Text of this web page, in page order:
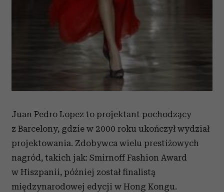
Juan Pedro Lopez to projektant pochodzący
z Barcelony, gdzie w 2000 roku ukończył wydział
projektowania. Zdobywca wielu prestiżowych
nagród, takich jak: Smirnoff Fashion Award
w Hiszpanii, później został finalistą
międzynarodowej edycji w Hong Kongu.